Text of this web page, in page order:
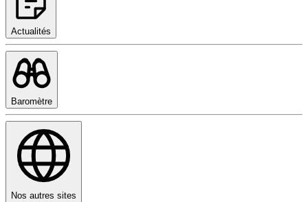
Actualités
Baromètre
Nos autres sites